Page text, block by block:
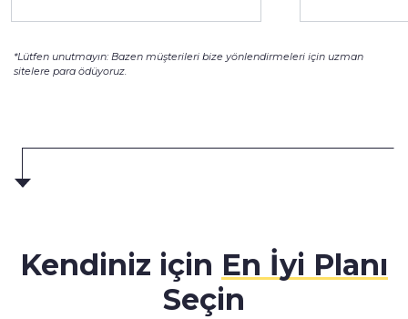
*Lütfen unutmayın: Bazen müşterileri bize yönlendirmeleri için uzman
sitelere para ödüyoruz.
Kendiniz için En İyi Planı
Seçin